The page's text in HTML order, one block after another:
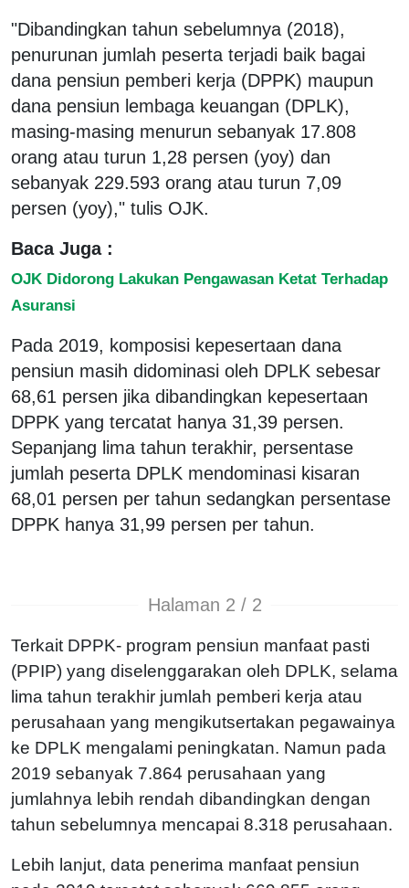
"Dibandingkan tahun sebelumnya (2018),
penurunan jumlah peserta terjadi baik bagai
dana pensiun pemberi kerja (DPPK) maupun
dana pensiun lembaga keuangan (DPLK),
masing-masing menurun sebanyak 17.808
orang atau turun 1,28 persen (yoy) dan
sebanyak 229.593 orang atau turun 7,09
persen (yoy)," tulis OJK.
Baca Juga :
OJK Didorong Lakukan Pengawasan Ketat Terhadap
Asuransi
Pada 2019, komposisi kepesertaan dana
pensiun masih didominasi oleh DPLK sebesar
68,61 persen jika dibandingkan kepesertaan
DPPK yang tercatat hanya 31,39 persen.
Sepanjang lima tahun terakhir, persentase
jumlah peserta DPLK mendominasi kisaran
68,01 persen per tahun sedangkan persentase
DPPK hanya 31,99 persen per tahun.
Halaman 2 / 2
Terkait DPPK- program pensiun manfaat pasti
(PPIP) yang diselenggarakan oleh DPLK, selama
lima tahun terakhir jumlah pemberi kerja atau
perusahaan yang mengikutsertakan pegawainya
ke DPLK mengalami peningkatan. Namun pada
2019 sebanyak 7.864 perusahaan yang
jumlahnya lebih rendah dibandingkan dengan
tahun sebelumnya mencapai 8.318 perusahaan.
Lebih lanjut, data penerima manfaat pensiun